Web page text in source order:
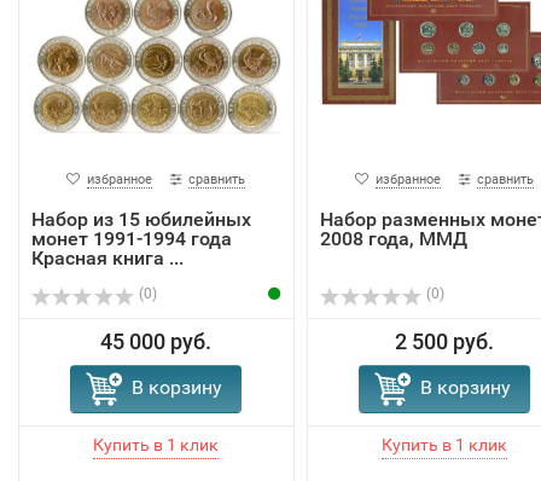
избранное сравнить
Набор из 15 юбилейных
монет 1991-1994 года
Красная книга ...
(0)
45 000 руб.
В корзину
избранное сравнить
Набор разменных
2008 года, ММД
(0)
2 500 руб.
В корзину